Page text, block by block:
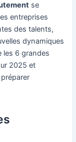
se
entreprises
des talents,
dynamiques
les 6 grandes
2025 et